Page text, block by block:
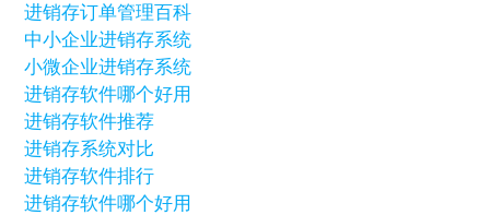
进销存订单管理百科
中小企业进销存系统
小微企业进销存系统
进销存软件哪个好用
进销存软件推荐
进销存系统对比
进销存软件排行
进销存软件哪个好用